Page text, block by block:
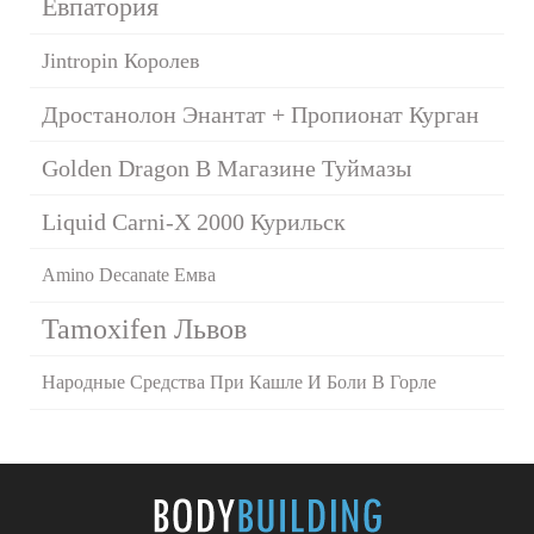
Евпатория
Jintropin Королев
Дростанолон Энантат + Пропионат Курган
Golden Dragon В Магазине Туймазы
Liquid Carni-X 2000 Курильск
Amino Decanate Емва
Tamoxifen Львов
Народные Средства При Кашле И Боли В Горле